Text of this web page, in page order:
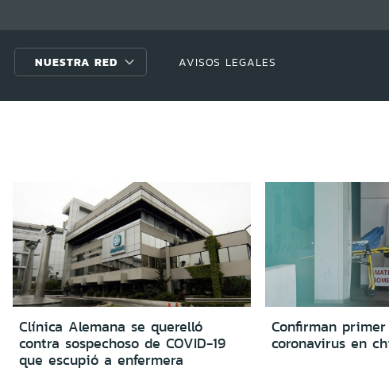
NUESTRA RED AVISOS LEGALES
Clínica Alemana se querelló
contra sospechoso de COVID-19
que escupió a enfermera
Confirman
coronavirus en